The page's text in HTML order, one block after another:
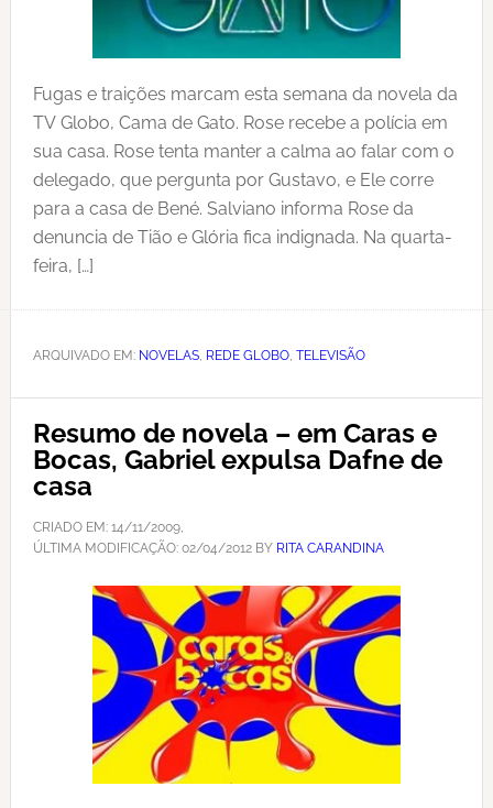
Fugas e traições marcam esta semana da novela da
TV Globo, Cama de Gato. Rose recebe a polícia em
sua casa. Rose tenta manter a calma ao falar com o
delegado, que pergunta por Gustavo, e Ele corre
para a casa de Bené. Salviano informa Rose da
denuncia de Tião e Glória fica indignada. Na quarta-
feira, […]
ARQUIVADO EM: NOVELAS, REDE GLOBO, TELEVISÃO
Resumo de novela – em Caras e
Bocas, Gabriel expulsa Dafne de
casa
CRIADO EM: 14/11/2009,
ÚLTIMA MODIFICAÇÃO: 02/04/2012BY RITA CARANDINA